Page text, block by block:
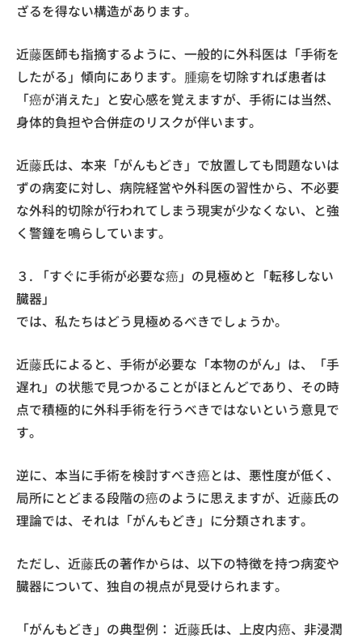
ざるを得ない構造があります。
近藤医師も指摘するように、一般的に外科医は「手術を
したがる」傾向にあります。腫瘍を切除すれば患者は
「癌が消えた」と安心感を覚えますが、手術には当然、
身体的負担や合併症のリスクが伴います。
近藤氏は、本来「がんもどき」で放置しても問題ないは
ずの病変に対し、病院経営や外科医の習性から、不必要
な外科的切除が行われてしまう現実が少なくない、と強
く警鐘を鳴らしています。
３. 「すぐに手術が必要な癌」の見極めと「転移しない
臓器」
では、私たちはどう見極めるべきでしょうか。
近藤氏によると、手術が必要な「本物のがん」は、「手
遅れ」の状態で見つかることがほとんどであり、その時
点で積極的に外科手術を行うべきではないという意見で
す。
逆に、本当に手術を検討すべき癌とは、悪性度が低く、
局所にとどまる段階の癌のように思えますが、近藤氏の
理論では、それは「がんもどき」に分類されます。
ただし、近藤氏の著作からは、以下の特徴を持つ病変や
臓器について、独自の視点が見受けられます。
「がんもどき」の典型例： 近藤氏は、上皮内癌、非浸潤